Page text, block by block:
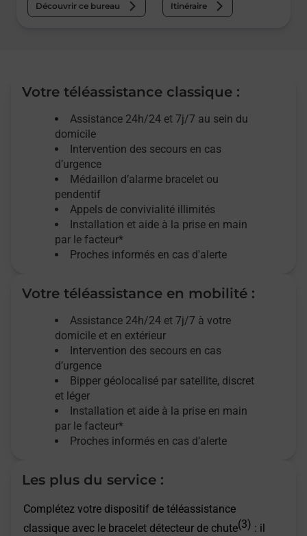
Découvrir ce bureau Itinéraire
Votre téléassistance classique :
Assistance 24h/24 et 7j/7 au sein du
domicile
Intervention des secours en cas
d’urgence
Médaillon d’alarme bracelet ou
pendentif
Appels de convivialité illimités
Installation et aide à la prise en main
par le facteur*
Proches informés en cas d'alerte
Votre téléassistance en mobilité :
Assistance 24h/24 et 7j/7 à votre
domicile et en extérieur
Intervention des secours en cas
d’urgence
Bipper géolocalisé par satellite, discret
et léger
Installation et aide à la prise en main
par le facteur*
Proches informés en cas d’alerte
Les plus du service :
Complétez votre dispositif de téléassistance
classique avec le bracelet détecteur de chute(3) : il